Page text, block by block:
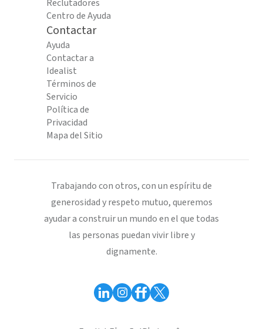
Reclutadores
Centro de Ayuda
Contactar
Ayuda
Contactar a
Idealist
Términos de
Servicio
Política de
Privacidad
Mapa del Sitio
Trabajando con otros, con un espíritu de
generosidad y respeto mutuo, queremos
ayudar a construir un mundo en el que todas
las personas puedan vivir libre y
dignamente.